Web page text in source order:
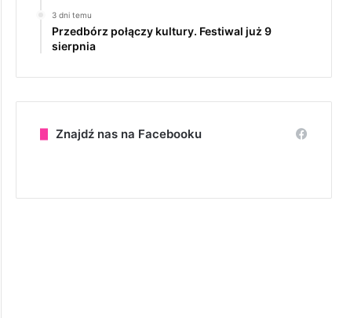
3 dni temu
Przedbórz połączy kultury. Festiwal już 9
sierpnia
Znajdź nas na Facebooku